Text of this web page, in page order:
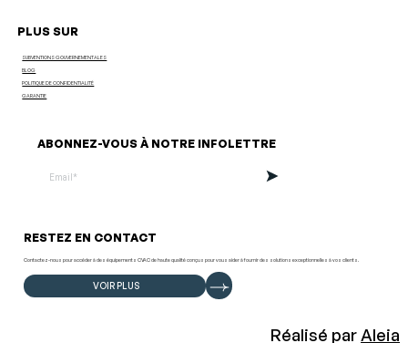
PLUS SUR
SUBVENTIONS GOUVERNEMENTALES
BLOG
POLITIQUE DE CONFIDENTIALITÉ
GARANTIE
ABONNEZ-VOUS À NOTRE INFOLETTRE
RESTEZ EN CONTACT
Contactez-nous pour accéder à des équipements CVAC de haute qualité conçus pour vous aider à fournir des solutions exceptionnelles à vos clients.
VOIR PLUS
Réalisé par Aleia